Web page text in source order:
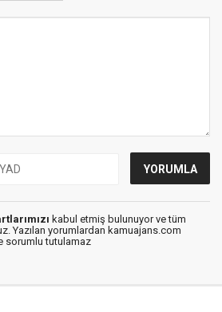
kabul etmiş bulunuyor ve tüm
Yazılan yorumlardan kamuajans.com
sorumlu tutulamaz